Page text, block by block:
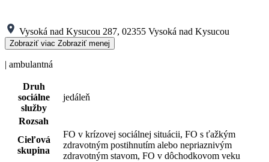
Vysoká nad Kysucou 287, 02355 Vysoká nad Kysucou
Zobraziť viac Zobraziť menej
| ambulantná
Druh
sociálne
služby
jedáleň
Rozsah
Cieľová
skupina
FO v krízovej sociálnej situácii, FO s ťažkým
zdravotným postihnutím alebo nepriaznivým
zdravotným stavom, FO v dôchodkovom veku